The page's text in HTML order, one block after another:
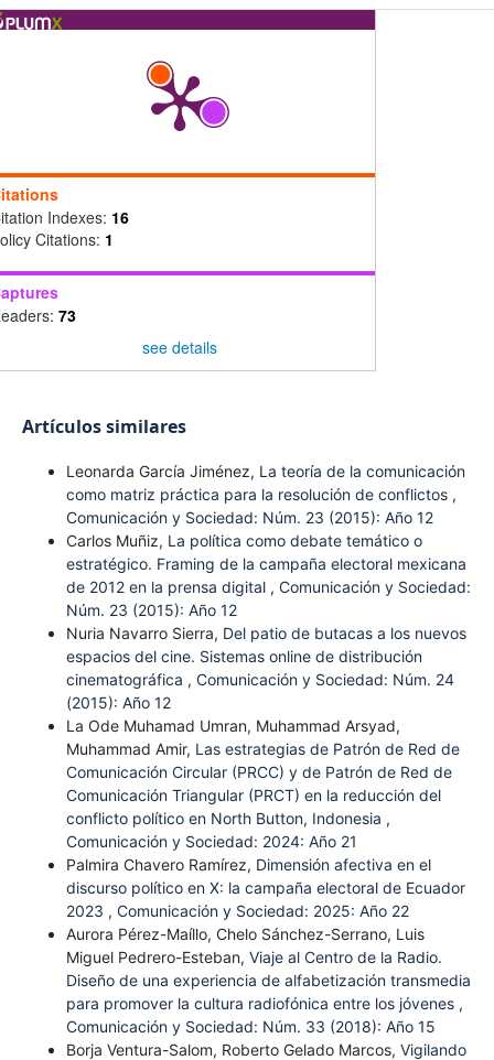
Indexes: 16
Citations: 1
73
see details
Artículos similares
Leonarda García Jiménez, La teoría de la comunicación
como matriz práctica para la resolución de conflictos ,
Comunicación y Sociedad: Núm. 23 (2015): Año 12
Carlos Muñiz, La política como debate temático o
estratégico. Framing de la campaña electoral mexicana
de 2012 en la prensa digital , Comunicación y Sociedad:
Núm. 23 (2015): Año 12
Nuria Navarro Sierra, Del patio de butacas a los nuevos
espacios del cine. Sistemas online de distribución
cinematográfica , Comunicación y Sociedad: Núm. 24
(2015): Año 12
La Ode Muhamad Umran, Muhammad Arsyad,
Muhammad Amir, Las estrategias de Patrón de Red de
Comunicación Circular (PRCC) y de Patrón de Red de
Comunicación Triangular (PRCT) en la reducción del
conflicto político en North Button, Indonesia ,
Comunicación y Sociedad: 2024: Año 21
Palmira Chavero Ramírez, Dimensión afectiva en el
discurso político en X: la campaña electoral de Ecuador
2023 , Comunicación y Sociedad: 2025: Año 22
Aurora Pérez-Maíllo, Chelo Sánchez-Serrano, Luis
Miguel Pedrero-Esteban, Viaje al Centro de la Radio.
Diseño de una experiencia de alfabetización transmedia
para promover la cultura radiofónica entre los jóvenes ,
Comunicación y Sociedad: Núm. 33 (2018): Año 15
Borja Ventura-Salom, Roberto Gelado Marcos, Vigilando